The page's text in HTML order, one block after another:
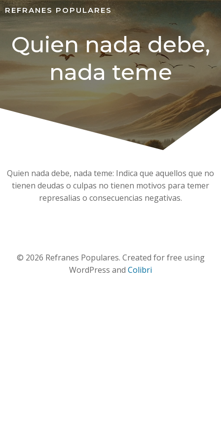
REFRANES POPULARES
Quien nada debe,
nada teme
Quien nada debe, nada teme: Indica que aquellos que no
tienen deudas o culpas no tienen motivos para temer
represalias o consecuencias negativas.
© 2026 Refranes Populares. Created for free using
WordPress and Colibri